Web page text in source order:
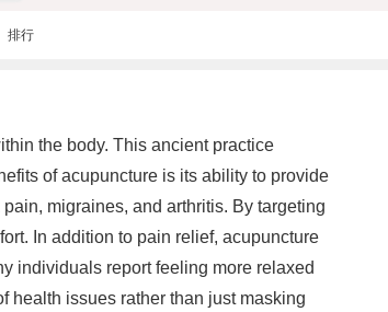
排行
the body. This ancient practice
of acupuncture is its ability to provide
migraines, and arthritis. By targeting
In addition to pain relief, acupuncture
individuals report feeling more relaxed
health issues rather than just masking